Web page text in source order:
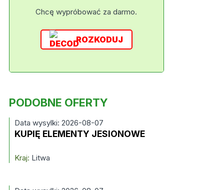
Chcę wypróbować za darmo.
ROZKODUJ
PODOBNE OFERTY
Data wysylki: 2026-08-07
KUPIĘ ELEMENTY JESIONOWE
Kraj: Litwa